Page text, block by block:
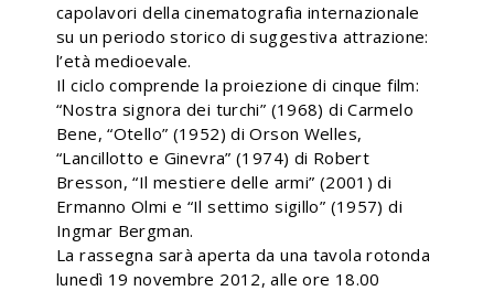
capolavori della cinematografia internazionale
su un periodo storico di suggestiva attrazione:
l’età medioevale.
Il ciclo comprende la proiezione di cinque film:
“Nostra signora dei turchi” (1968) di Carmelo
Bene, “Otello” (1952) di Orson Welles,
“Lancillotto e Ginevra” (1974) di Robert
Bresson, “Il mestiere delle armi” (2001) di
Ermanno Olmi e “Il settimo sigillo” (1957) di
Ingmar Bergman.
La rassegna sarà aperta da una tavola rotonda
lunedì 19 novembre 2012, alle ore 18.00